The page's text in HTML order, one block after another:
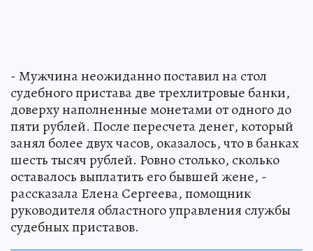
- Мужчина неожиданно поставил на стол
судебного пристава две трехлитровые банки,
доверху наполненные монетами от одного до
пяти рублей. После пересчета денег, который
занял более двух часов, оказалось, что в банках
шесть тысяч рублей. Ровно столько, сколько
оставалось выплатить его бывшей жене, -
рассказала Елена Сергеева, помощник
руководителя областного управления службы
судебных приставов.